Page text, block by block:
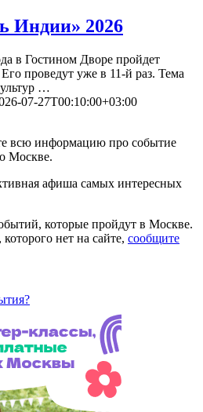
Индии» 2026
в Гостином Дворе пройдет
проведут уже в 11-й раз. Тема
…
07-27T00:10:00+03:00
всю информацию про событие
Москве.
афиша самых интересных
которые пройдут в Москве.
нет на сайте, сообщите